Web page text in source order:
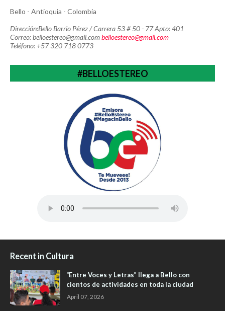
Bello - Antioquia - Colombia
Dirección:Bello Barrio Pérez / Carrera 53 # 50 - 77 Apto: 401
Correo: belloestereo@gmail.combelloestereo@gmail.com
Teléfono: +57 320 718 0773
#BELLOESTEREO
Recent in Cultura
“Entre Voces y Letras” llega a Bello con
cientos de actividades en toda la ciudad
April 07, 2026